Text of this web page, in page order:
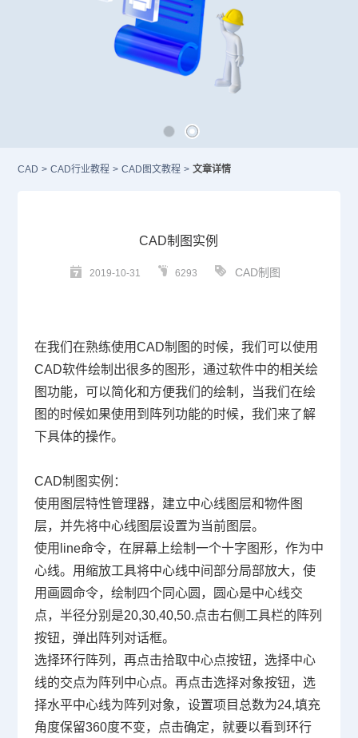
CAD > CAD行业教程 > CAD图文教程 > 文章详情
CAD制图实例
2019-10-31 6293 CAD制图
在我们在熟练使用CAD制图的时候，我们可以使用
CAD软件绘制出很多的图形，通过软件中的相关绘
图功能，可以简化和方便我们的绘制，当我们在绘
图的时候如果使用到阵列功能的时候，我们来了解
下具体的操作。
CAD制图 实例：
使用图层特性管理器，建立中心线图层和物件图
层，并先将中心线图层设置为当前图层。
使用line命令，在屏幕上绘制一个十字图形，作为中
心线。用缩放工具将中心线中间部分局部放大，使
用画圆命令，绘制四个同心圆，圆心是中心线交
点，半径分别是20,30,40,50.点击右侧工具栏的阵列
按钮，弹出阵列对话框。
选择环行阵列，再点击拾取中心点按钮，选择中心
线的交点为阵列中心点。再点击选择对象按钮，选
择水平中心线为阵列对象，设置项目总数为24,填充
角度保留360度不变，点击确定，就要以看到环行